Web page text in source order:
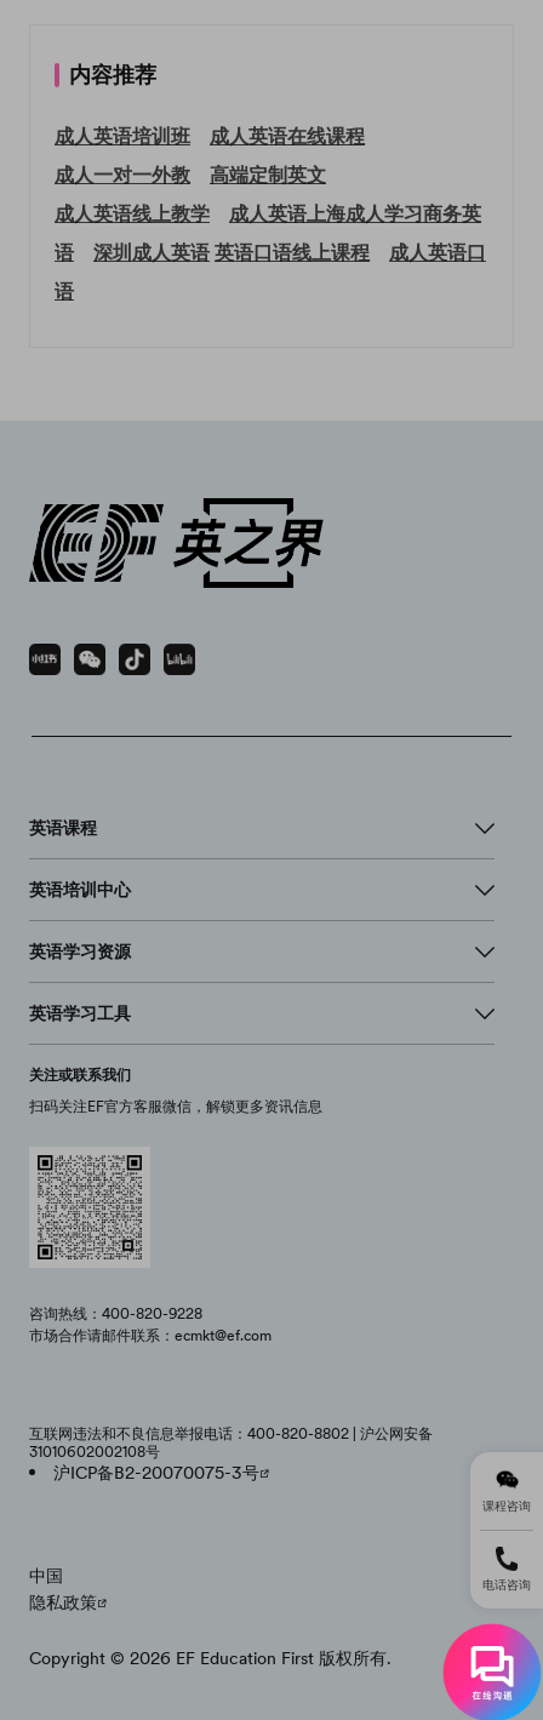
内容推荐
成人英语培训班
成人英语在线课程
成人一对一外教
高端定制英文
成人英语线上教学
成人英语上海成人学习商务英
语
深圳成人英语英语口语线上课程
成人英语口
语
英语课程
英语培训中心
英语学习资源
英语学习工具
关注或联系我们
扫码关注EF官方客服微信，解锁更多资讯信息
咨询热线：400-820-9228
市场合作请邮件联系：ecmkt@ef.com
互联网违法和不良信息举报电话：400-820-8802 | 沪公网安备
31010602002108号
沪ICP备B2-20070075-3号
中国
隐私政策
Copyright © 2026 EF Education First 版权所有.
课程咨询
电话咨询